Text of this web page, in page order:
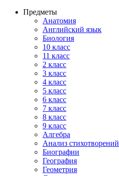
Предметы
Анатомия
Английский язык
Биология
10 класс
11 класс
2 класс
3 класс
4 класс
5 класс
6 класс
7 класс
8 класс
9 класс
Алгебра
Анализ стихотворений
Биографии
География
Геометрия